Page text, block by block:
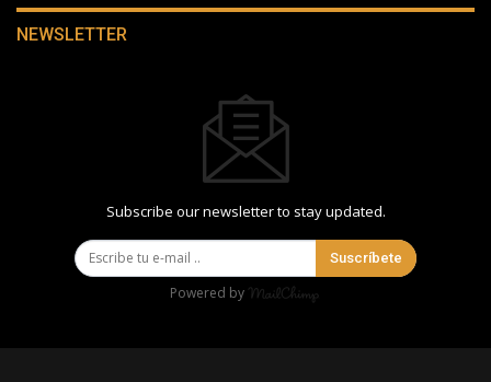
NEWSLETTER
Subscribe our newsletter to stay updated.
Suscríbete
Powered by